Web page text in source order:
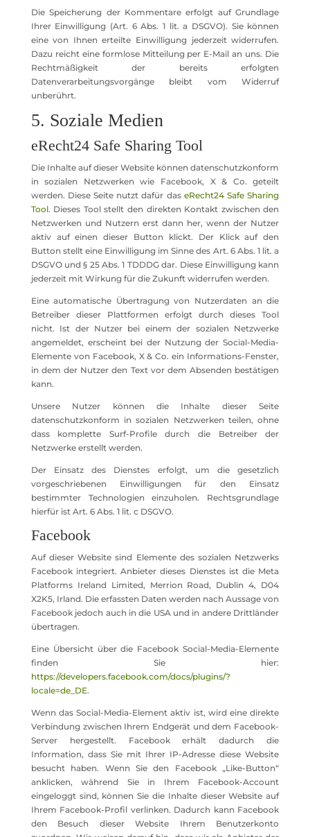
Die Speicherung der Kommentare erfolgt auf Grundlage
Ihrer Einwilligung (Art. 6 Abs. 1 lit. a DSGVO). Sie können
eine von Ihnen erteilte Einwilligung jederzeit widerrufen.
Dazu reicht eine formlose Mitteilung per E-Mail an uns. Die
Rechtmäßigkeit der bereits erfolgten
Datenverarbeitungsvorgänge bleibt vom Widerruf
unberührt.
5. Soziale Medien
eRecht24 Safe Sharing Tool
Die Inhalte auf dieser Website können datenschutzkonform
in sozialen Netzwerken wie Facebook, X & Co. geteilt
werden. Diese Seite nutzt dafür das eRecht24 Safe Sharing
Tool. Dieses Tool stellt den direkten Kontakt zwischen den
Netzwerken und Nutzern erst dann her, wenn der Nutzer
aktiv auf einen dieser Button klickt. Der Klick auf den
Button stellt eine Einwilligung im Sinne des Art. 6 Abs. 1 lit. a
DSGVO und § 25 Abs. 1 TDDDG dar. Diese Einwilligung kann
jederzeit mit Wirkung für die Zukunft widerrufen werden.
Eine automatische Übertragung von Nutzerdaten an die
Betreiber dieser Plattformen erfolgt durch dieses Tool
nicht. Ist der Nutzer bei einem der sozialen Netzwerke
angemeldet, erscheint bei der Nutzung der Social-Media-
Elemente von Facebook, X & Co. ein Informations-Fenster,
in dem der Nutzer den Text vor dem Absenden bestätigen
kann.
Unsere Nutzer können die Inhalte dieser Seite
datenschutzkonform in sozialen Netzwerken teilen, ohne
dass komplette Surf-Profile durch die Betreiber der
Netzwerke erstellt werden.
Der Einsatz des Dienstes erfolgt, um die gesetzlich
vorgeschriebenen Einwilligungen für den Einsatz
bestimmter Technologien einzuholen. Rechtsgrundlage
hierfür ist Art. 6 Abs. 1 lit. c DSGVO.
Facebook
Auf dieser Website sind Elemente des sozialen Netzwerks
Facebook integriert. Anbieter dieses Dienstes ist die Meta
Platforms Ireland Limited, Merrion Road, Dublin 4, D04
X2K5, Irland. Die erfassten Daten werden nach Aussage von
Facebook jedoch auch in die USA und in andere Drittländer
übertragen.
Eine Übersicht über die Facebook Social-Media-Elemente
finden Sie hier:
https://developers.facebook.com/docs/plugins/?
locale=de_DE.
Wenn das Social-Media-Element aktiv ist, wird eine direkte
Verbindung zwischen Ihrem Endgerät und dem Facebook-
Server hergestellt. Facebook erhält dadurch die
Information, dass Sie mit Ihrer IP-Adresse diese Website
besucht haben. Wenn Sie den Facebook „Like-Button“
anklicken, während Sie in Ihrem Facebook-Account
eingeloggt sind, können Sie die Inhalte dieser Website auf
Ihrem Facebook-Profil verlinken. Dadurch kann Facebook
den Besuch dieser Website Ihrem Benutzerkonto